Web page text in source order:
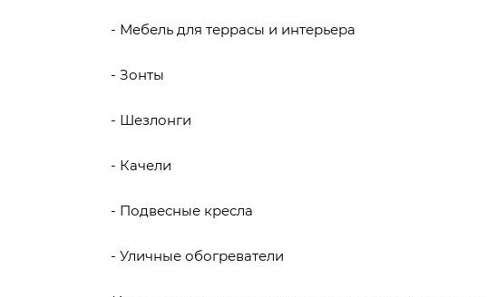
- Мебель для террасы и интерьера
- Зонты
- Шезлонги
- Качели
- Подвесные кресла
- Уличные обогреватели